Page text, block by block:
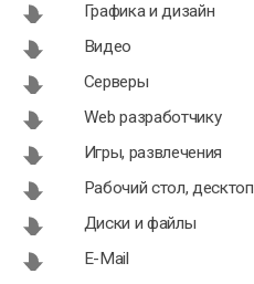
Графика и дизайн
Видео
Серверы
Web разработчику
Игры, развлечения
Рабочий стол, десктоп
Диски и файлы
E-Mail